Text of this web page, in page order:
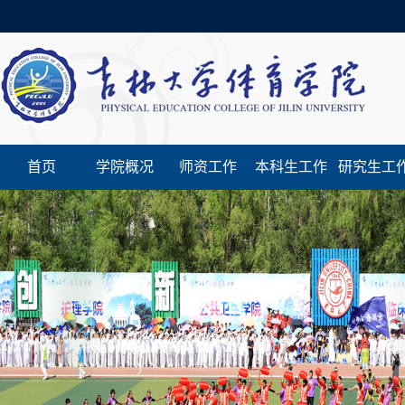
首页 学院概况 师资工作 本科生工作 研究生工